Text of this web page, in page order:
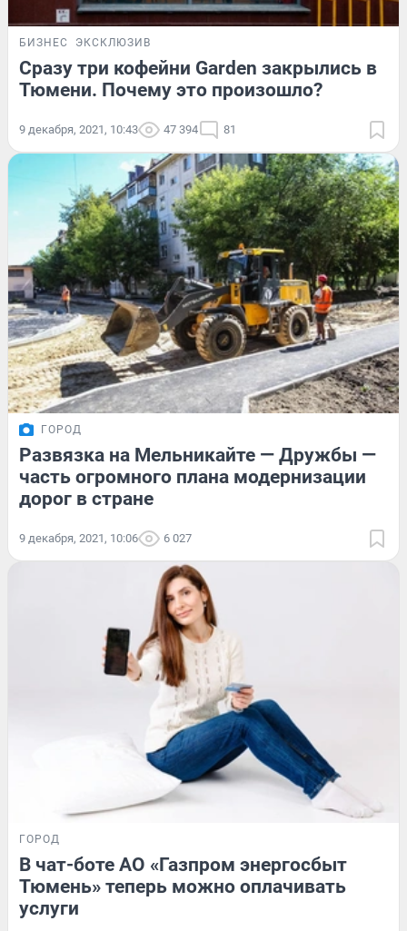
БИЗНЕС ЭКСКЛЮЗИВ
Сразу три кофейни Garden закрылись в
Тюмени. Почему это произошло?
9 декабря, 2021, 10:43 47 394 81
ГОРОД
Развязка на Мельникайте — Дружбы —
часть огромного плана модернизации
дорог в стране
9 декабря, 2021, 10:06 6 027
ГОРОД
В чат-боте АО «Газпром энергосбыт
Тюмень» теперь можно оплачивать
услуги